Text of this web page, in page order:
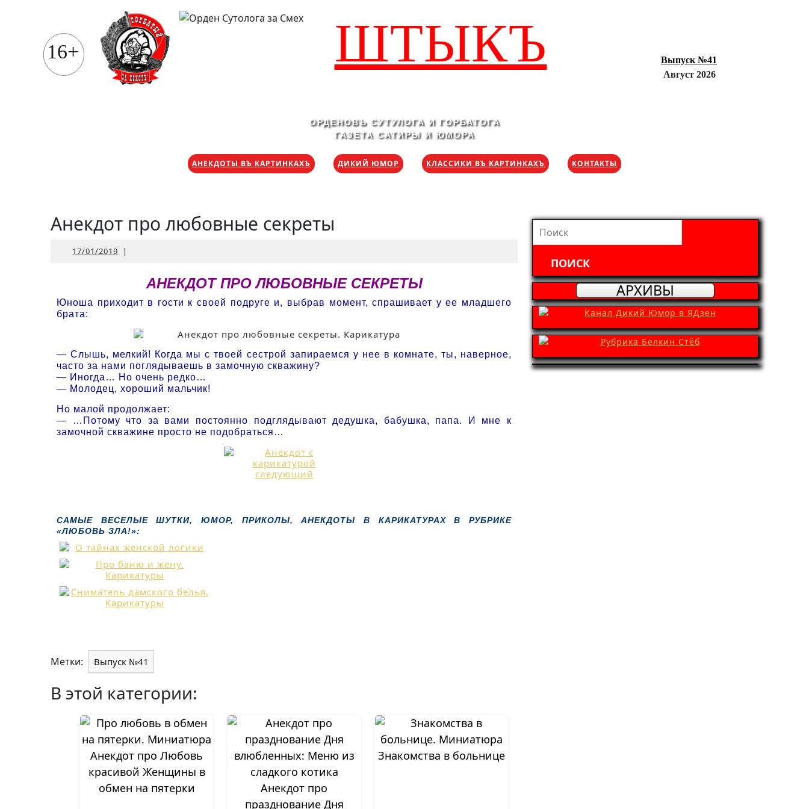
содержимому
16+ ШТЫКЪ
Выпуск №41
Август 2026
ОРДЕНОВЪ СУТУЛОГА И ГОРБАТОГА
ГАЗЕТА САТИРЫ И ЮМОРА
АНЕКДОТЫ ВЪ КАРТИНКАХЪ ДИКИЙ ЮМОР КЛАССИКИ ВЪ КАРТИНКАХЪ КОНТАКТЫ
Анекдот про любовные секреты
17/01/2019 17/01/2019
|
АНЕКДОТ ПРО ЛЮБОВНЫЕ СЕКРЕТЫ
Юноша приходит в гости к своей подруге и, выбрав момент, спрашивает у ее младшего
брата:
— Слышь, мелкий! Когда мы с твоей сестрой запираемся у нее в комнате, ты, наверное,
часто за нами поглядываешь в замочную скважину?
— Иногда… Но очень редко…
— Молодец, хороший мальчик!
Но малой продолжает:
— …Потому что за вами постоянно подглядывают дедушка, бабушка, папа. И мне к
замочной скважине просто не подобраться…
САМЫЕ ВЕСЕЛЫЕ ШУТКИ, ЮМОР, ПРИКОЛЫ, АНЕКДОТЫ В КАРИКАТУРАХ В РУБРИКЕ
«ЛЮБОВЬ ЗЛА!»:
Метки: Выпуск №41
В этой категории:
Анекдот про Любовь
красивой Женщины в
обмен на пятерки
Анекдот про
празднование Дня
Знакомства в больнице
Найти:
АРХИВЫ